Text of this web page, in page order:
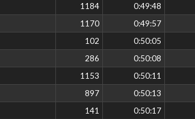
1184 0:49:48
1170 0:49:57
102 0:50:05
286 0:50:08
1153 0:50:11
897 0:50:13
141 0:50:17